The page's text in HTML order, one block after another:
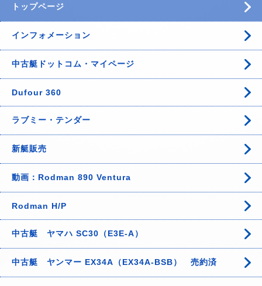
トップページ
インフォメーション
中古艇ドットコム・マイページ
Dufour 360
ラブミー・テンダー
新艇販売
動画：Rodman 890 Ventura
Rodman H/P
中古艇 ヤマハ SC30（E3E-A）
中古艇 ヤンマー EX34A（EX34A-BSB） 売約済